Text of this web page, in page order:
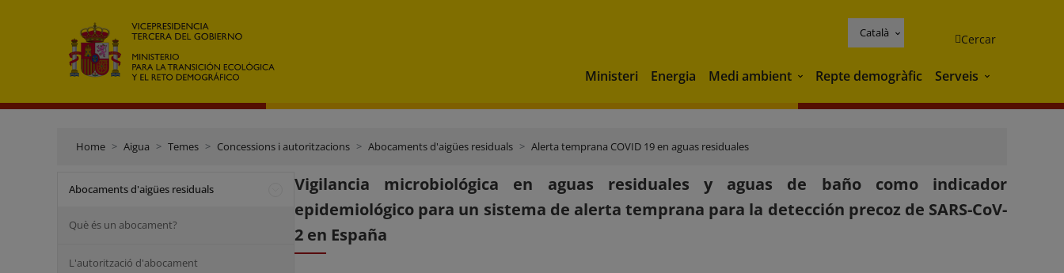
Català Cercar
Ministeri Energia Medi ambient Medi ambient
Repte demogràfic Serveis Serveis
Home Aigua Temes Concessions i autoritzacions Abocaments d'aigües residuals Alerta temprana COVID 19 en aguas residuales
Abocaments d'aigües residuals
Què és un abocament?
L'autorització d'abocament
Vigilancia microbiológica en aguas residuales y aguas de baño como indicador
epidemiológico para un sistema de alerta temprana para la detección precoz de SARS-CoV-
2 en España